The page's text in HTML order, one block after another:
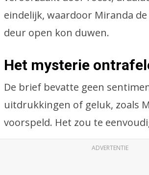
eindelijk, waardoor Miranda
deur open kon duwen.
Het mysterie
De brief bevatte geen
uitdrukkingen of geluk, zoals
voorspeld. Het zou te
ADVERTENTIE